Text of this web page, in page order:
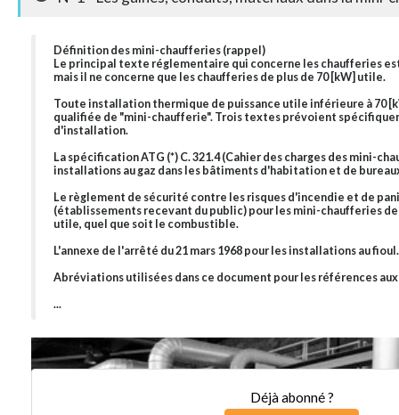
Définition des mini-chaufferies (rappel)
Le principal texte réglementaire qui concerne les chaufferies
mais il ne concerne que les chaufferies de plus de 70 [kW] utile.
Toute installation thermique de puissance utile inférieure à 70
qualifiée de "mini-chaufferie". Trois textes prévoient
d'installation.
La spécification ATG (*) C. 321.4 (Cahier des charges des mini-
installations au gaz dans les bâtiments d'habitation et de bureaux
Le règlement de sécurité contre les risques d'incendie et de
(établissements recevant du public) pour les mini-chaufferies de
utile, quel que soit le combustible.
L'annexe de l'arrêté du 21 mars 1968 pour les installations au fioul.
Abréviations utilisées dans ce document pour les références
...
Déjà abonné ?